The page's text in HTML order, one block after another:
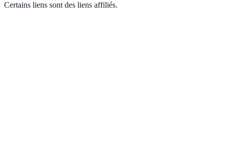
Certains liens sont des liens affiliés.